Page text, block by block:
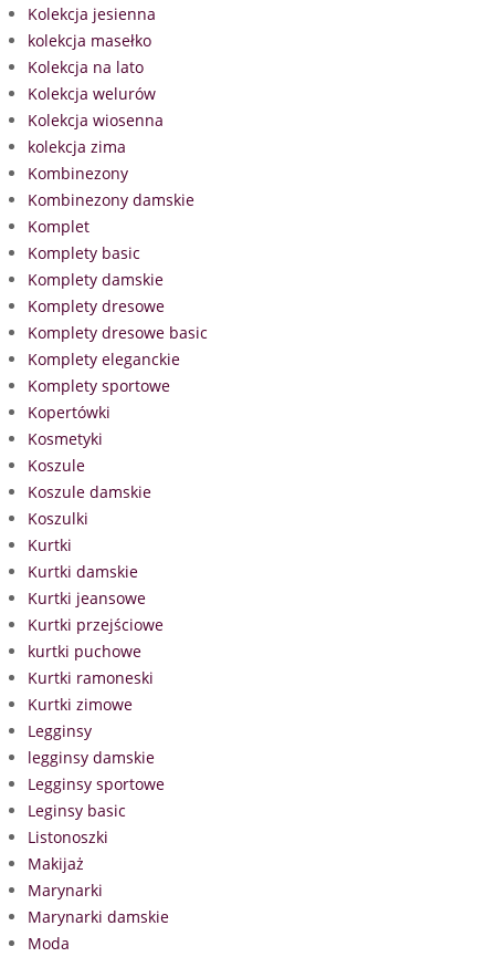
Kolekcja jesienna
kolekcja masełko
Kolekcja na lato
Kolekcja welurów
Kolekcja wiosenna
kolekcja zima
Kombinezony
Kombinezony damskie
Komplet
Komplety basic
Komplety damskie
Komplety dresowe
Komplety dresowe basic
Komplety eleganckie
Komplety sportowe
Kopertówki
Kosmetyki
Koszule
Koszule damskie
Koszulki
Kurtki
Kurtki damskie
Kurtki jeansowe
Kurtki przejściowe
kurtki puchowe
Kurtki ramoneski
Kurtki zimowe
Legginsy
legginsy damskie
Legginsy sportowe
Leginsy basic
Listonoszki
Makijaż
Marynarki
Marynarki damskie
Moda